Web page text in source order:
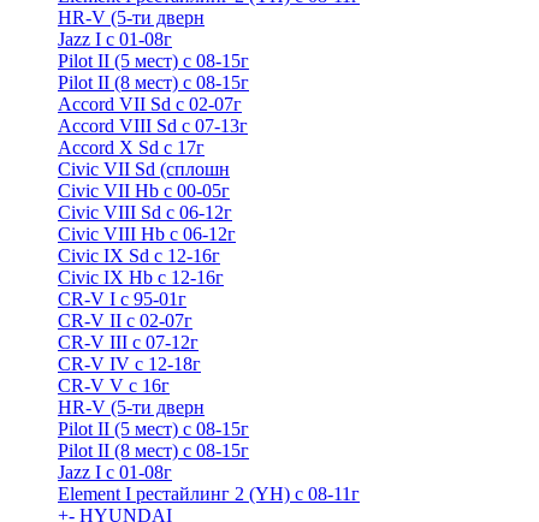
HR-V (5-ти дверн
Jazz I c 01-08г
Pilot II (5 мест) с 08-15г
Pilot II (8 мест) с 08-15г
Accord VII Sd с 02-07г
Accord VIII Sd с 07-13г
Accord X Sd с 17г
Civic VII Sd (сплошн
Civic VII Hb с 00-05г
Civic VIII Sd с 06-12г
Civic VIII Hb с 06-12г
Civic IX Sd c 12-16г
Civic IX Hb с 12-16г
CR-V I с 95-01г
CR-V II с 02-07г
CR-V III с 07-12г
CR-V IV с 12-18г
CR-V V с 16г
HR-V (5-ти дверн
Pilot II (5 мест) с 08-15г
Pilot II (8 мест) с 08-15г
Jazz I c 01-08г
Element I рестайлинг 2 (YH) с 08-11г
+- HYUNDAI